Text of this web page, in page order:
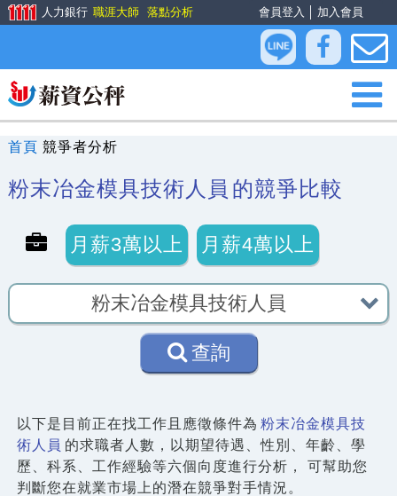
會員登入 加入會員
人力銀行 職涯大師 落點分析
首頁 競爭者分析
粉末冶金模具技術人員 的競爭比較
月薪3萬以上 月薪4萬以上
查詢
以下是目前正在找工作且應徵條件為 粉末冶金模具技
術人員 的求職者人數，以期望待遇、性別、年齡、學
歷、科系、工作經驗等六個向度進行分析， 可幫助您
判斷您在就業市場上的潛在競爭對手情況。